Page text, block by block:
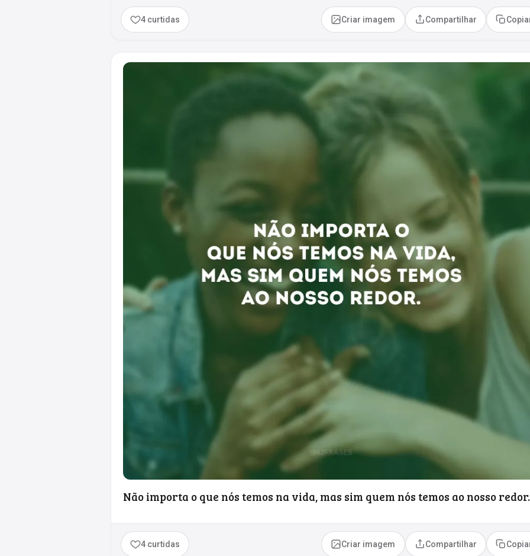
4 curtidas Criar imagem Compartilhar
Não importa o que nós temos na vida, mas sim quem nós temos ao nosso redor.
4 curtidas Criar imagem Compartilhar